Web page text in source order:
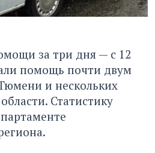
за три дня — с 12
помощь почти двум
и нескольких
Статистику